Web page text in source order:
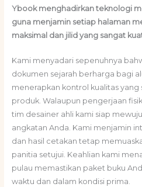
Ybook menghadirkan teknologi
guna menjamin setiap halaman
maksimal dan jilid yang sangat
Kami menyadari sepenuhnya
dokumen sejarah berharga bagi
menerapkan kontrol kualitas
produk. Walaupun pengerjaan
tim desainer ahli kami siap
angkatan Anda. Kami menjamin
dan hasil cetakan tetap
panitia setujui. Keahlian kami
pulau memastikan paket buku
waktu dan dalam kondisi prima.